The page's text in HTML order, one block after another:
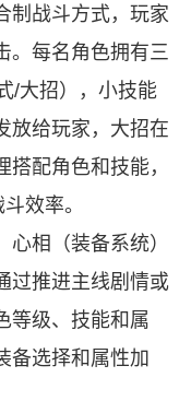
制战斗方式，玩家
。每名角色拥有三
/大招），小技能
放给玩家，大招在
配角色和技能，
效率。
相（装备系统）
过推进主线剧情或
等级、技能和属
备选择和属性加